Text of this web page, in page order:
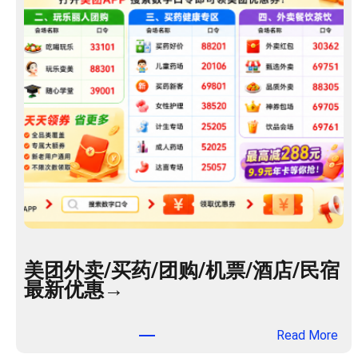
美团外卖/买药/团购/机票/酒店/民宿
最新优惠→
Read More：